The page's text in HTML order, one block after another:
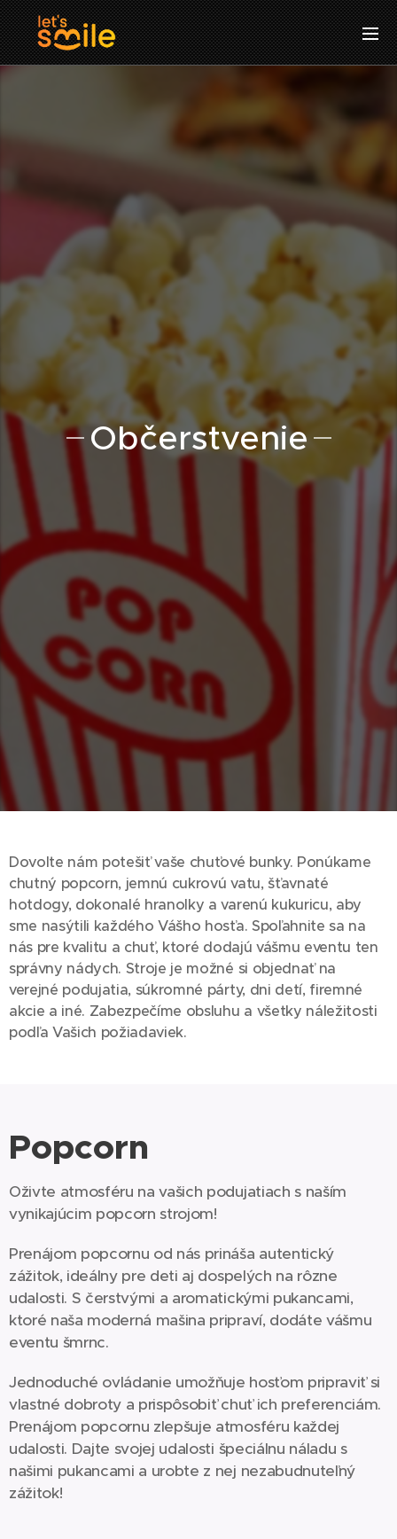
Občerstvenie
Dovolte nám potešiť vaše chuťové bunky. Ponúkame
chutný popcorn, jemnú cukrovú vatu, šťavnaté
hotdogy, dokonalé hranolky a varenú kukuricu, aby
sme nasýtili každého Vášho hosťa. Spoľahnite sa na
nás pre kvalitu a chuť, ktoré dodajú vášmu eventu ten
správny nádych. Stroje je možné si objednať na
verejné podujatia, súkromné párty, dni detí, firemné
akcie a iné. Zabezpečíme obsluhu a všetky náležitosti
podľa Vašich požiadaviek.
Popcorn
Oživte atmosféru na vašich podujatiach s naším
vynikajúcim popcorn strojom!
Prenájom popcornu od nás prináša autentický
zážitok, ideálny pre deti aj dospelých na rôzne
udalosti. S čerstvými a aromatickými pukancami,
ktoré naša moderná mašina pripraví, dodáte vášmu
eventu šmrnc.
Jednoduché ovládanie umožňuje hosťom pripraviť si
vlastné dobroty a prispôsobiť chuť ich preferenciám.
Prenájom popcornu zlepšuje atmosféru každej
udalosti. Dajte svojej udalosti špeciálnu náladu s
našimi pukancami a urobte z nej nezabudnuteľný
zážitok!